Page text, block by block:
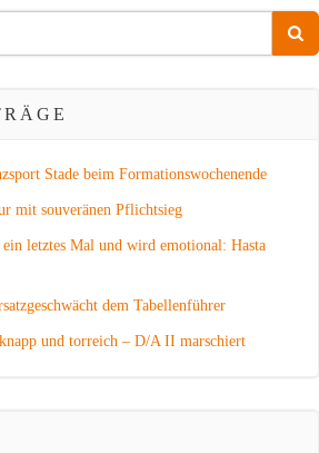
Stade beim Formationswochenende
mit souveränen Pflichtsieg
ein letztes Mal und wird emotional: Hasta
dem Tabellenführer
und torreich – D/A II marschiert